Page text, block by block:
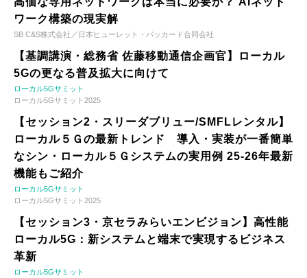
ワーク構築の現実解
SB C&S株式会社／日本ヒューレット・パッカード合同会社
【基調講演・総務省 佐藤移動通信企画官】ローカル
5Gの更なる普及拡大に向けて
ローカル5Gサミット
ローカル5Gサミット2025
【セッション2・スリーダブリュー/SMFLレンタル】
ローカル５Ｇの最新トレンド 導入・実装が一番簡単
なシン・ローカル５Ｇシステムの実用例 25-26年最新
機能もご紹介
ローカル5Gサミット
ローカル5Gサミット2025
【セッション3・京セラみらいエンビジョン】高性能
ローカル5G：新システムと端末で実現するビジネス
革新
ローカル5Gサミット